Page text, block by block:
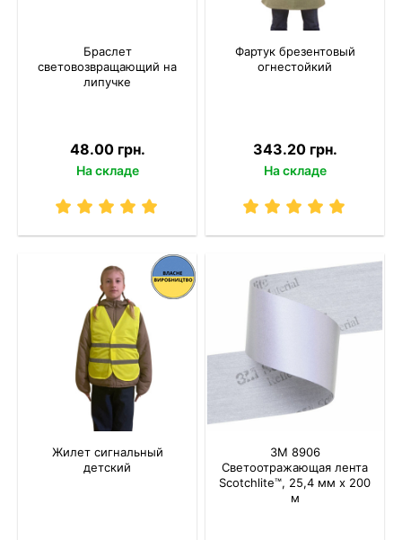
Браслет
световозвращающий на
липучке
48.00 грн.
На складе
Фартук брезентовый
огнестойкий
343.20 грн.
На складе
Жилет сигнальный
детский
3M 8906
Светоотражающая лента
Scotchlite™, 25,4 мм х 200
м